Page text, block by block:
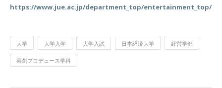
https://www.jue.ac.jp/department_top/entertainment_top/
大学 大学入学 大学入試 日本経済大学 経営学部
芸創プロデュース学科